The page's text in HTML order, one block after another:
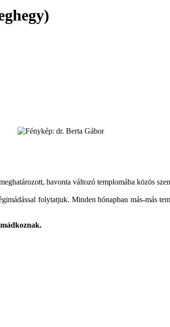
havonta változó templomába közös
folytatjuk. Minden hónapban más-más